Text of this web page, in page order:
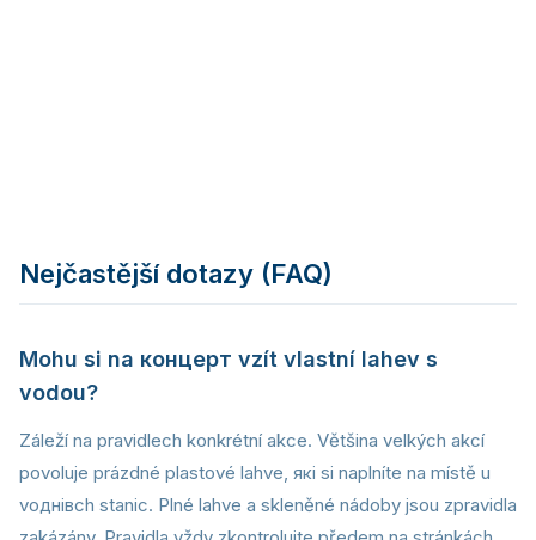
Nejčastější dotazy (FAQ)
Mohu si na концерт vzít vlastní lahev s
vodou?
Záleží na pravidlech konkrétní akce. Většina velkých akcí
povoluje prázdné plastové lahve, які si naplníte na místě u
voднівch stanic. Plné lahve a skleněné nádoby jsou zpravidla